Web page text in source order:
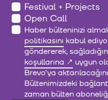
Festival + Projects
Open Call
Haber bülteninizi
politikasını kabul
göndererek,
koşullarına
uygun
Brevo'ya
Bültenimizdeki
zaman bülten